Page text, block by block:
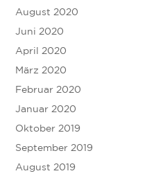
August 2020
Juni 2020
April 2020
März 2020
Februar 2020
Januar 2020
Oktober 2019
September 2019
August 2019